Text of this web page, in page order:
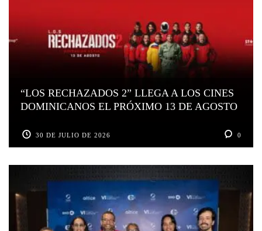
“LOS RECHAZADOS 2” LLEGA A LOS CINES
DOMINICANOS EL PRÓXIMO 13 DE AGOSTO
30 DE JULIO DE 2026 0